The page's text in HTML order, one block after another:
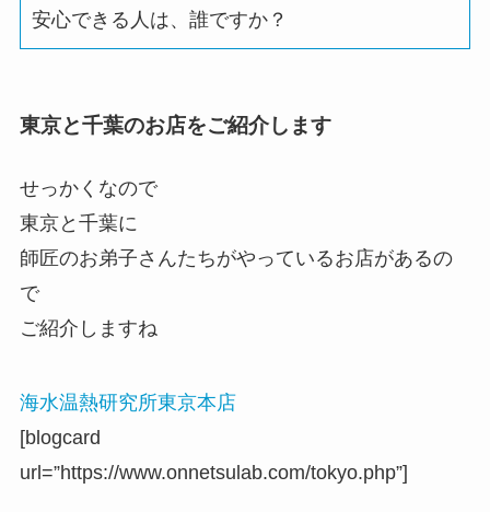
安心できる人は、誰ですか？
東京と千葉のお店をご紹介します
せっかくなので
東京と千葉に
師匠のお弟子さんたちがやっているお店があるの
で
ご紹介しますね
海水温熱研究所東京本店
[blogcard
url=”https://www.onnetsulab.com/tokyo.php”]